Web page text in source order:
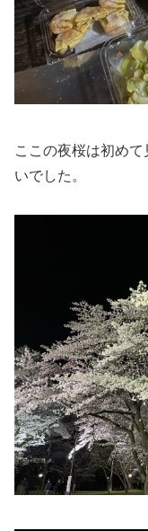
ここの夜桜は初め
いでした。